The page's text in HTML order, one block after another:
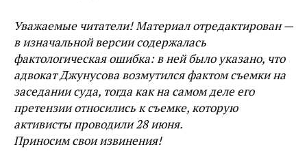
Уважаемые читатели! Материал отредактирован —
в изначальной версии содержалась
фактологическая ошибка: в ней было указано, что
адвокат Джунусова возмутился фактом съемки на
заседании суда, тогда как на самом деле его
претензии относились к съемке, которую
активисты проводили 28 июня.
Приносим свои извинения!